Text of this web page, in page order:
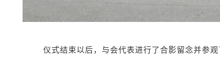
仪式结束以后，与会代表进行了合影留念并参